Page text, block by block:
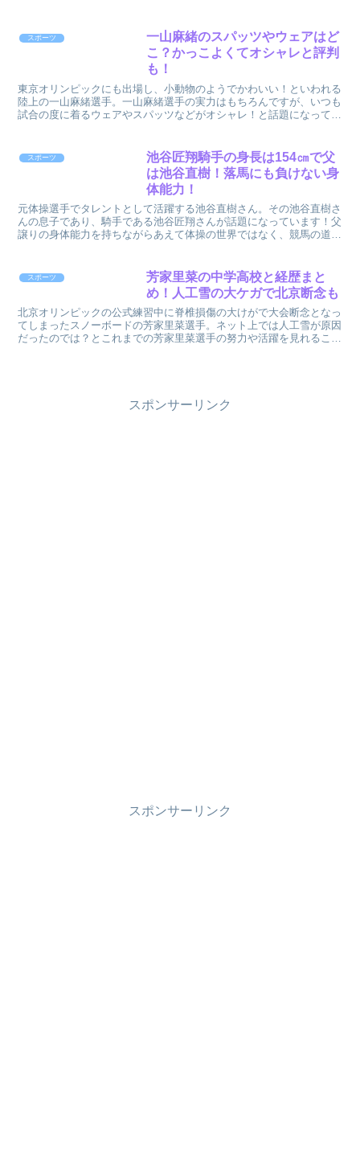
スポーツ
一山麻緒のスパッツやウェアはど
こ？かっこよくてオシャレと評判
も！
東京オリンピックにも出場し、小動物のようでかわいい！といわれる
陸上の一山麻緒選手。一山麻緒選手の実力はもちろんですが、いつも
試合の度に着るウェアやスパッツなどがオシャレ！と話題になってい
スポーツ
池谷匠翔騎手の身長は154㎝で父
は池谷直樹！落馬にも負けない身
体能力！
元体操選手でタレントとして活躍する池谷直樹さん。その池谷直樹さ
んの息子であり、騎手である池谷匠翔さんが話題になっています！父
譲りの身体能力を持ちながらあえて体操の世界ではなく、競馬の道へ
スポーツ
芳家里菜の中学高校と経歴まと
め！人工雪の大ケガで北京断念も
北京オリンピックの公式練習中に脊椎損傷の大けがで大会断念となっ
てしまったスノーボードの芳家里菜選手。ネット上では人工雪が原因
だったのでは？とこれまでの芳家里菜選手の努力や活躍を見れること
スポンサーリンク
スポンサーリンク